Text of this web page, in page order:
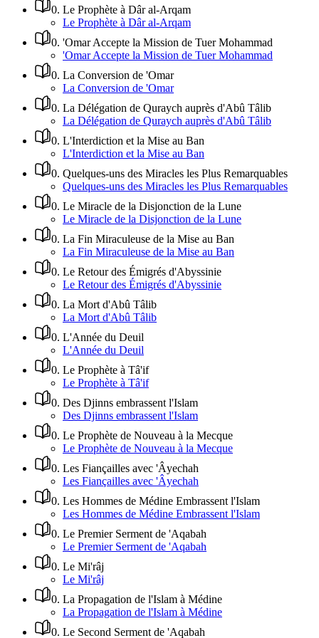
0. Le Prophète à Dâr al-Arqam
Le Prophète à Dâr al-Arqam
0. 'Omar Accepte la Mission de Tuer Mohammad
'Omar Accepte la Mission de Tuer Mohammad
0. La Conversion de 'Omar
La Conversion de 'Omar
0. La Délégation de Quraych auprès d'Abû Tâlib
La Délégation de Quraych auprès d'Abû Tâlib
0. L'Interdiction et la Mise au Ban
L'Interdiction et la Mise au Ban
0. Quelques-uns des Miracles les Plus Remarquables
Quelques-uns des Miracles les Plus Remarquables
0. Le Miracle de la Disjonction de la Lune
Le Miracle de la Disjonction de la Lune
0. La Fin Miraculeuse de la Mise au Ban
La Fin Miraculeuse de la Mise au Ban
0. Le Retour des Émigrés d'Abyssinie
Le Retour des Émigrés d'Abyssinie
0. La Mort d'Abû Tâlib
La Mort d'Abû Tâlib
0. L'Année du Deuil
L'Année du Deuil
0. Le Prophète à Tâ'if
Le Prophète à Tâ'if
0. Des Djinns embrassent l'Islam
Des Djinns embrassent l'Islam
0. Le Prophète de Nouveau à la Mecque
Le Prophète de Nouveau à la Mecque
0. Les Fiançailles avec 'Âyechah
Les Fiançailles avec 'Âyechah
0. Les Hommes de Médine Embrassent l'Islam
Les Hommes de Médine Embrassent l'Islam
0. Le Premier Serment de 'Aqabah
Le Premier Serment de 'Aqabah
0. Le Mi'râj
Le Mi'râj
0. La Propagation de l'Islam à Médine
La Propagation de l'Islam à Médine
0. Le Second Serment de 'Aqabah